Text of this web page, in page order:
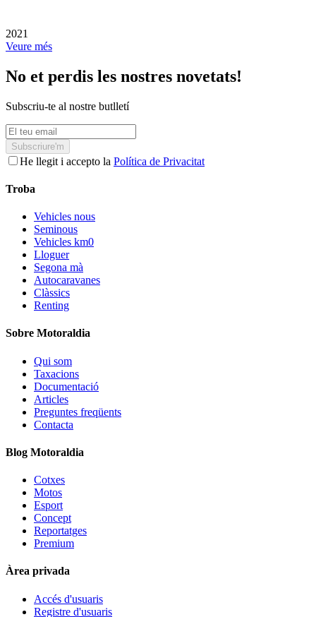
2021
Veure més
No et perdis les nostres novetats!
Subscriu-te al nostre butlletí
Subscriure'm
He llegit i accepto la Política de Privacitat
Troba
Vehicles nous
Seminous
Vehicles km0
Lloguer
Segona mà
Autocaravanes
Clàssics
Renting
Sobre Motoraldia
Qui som
Taxacions
Documentació
Articles
Preguntes freqüents
Contacta
Blog Motoraldia
Cotxes
Motos
Esport
Concept
Reportatges
Premium
Àrea privada
Accés d'usuaris
Registre d'usuaris